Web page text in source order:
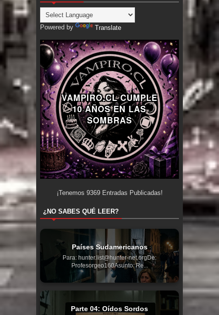
Powered by Translate
VAMPIRO.CL CUMPLE
10 AÑOS EN LAS
SOMBRAS
¡Tenemos 9369Entradas Publicadas!
¿NO SABES QUÉ LEER?
Países Sudamericanos
Para: hunter.list@hunter-net.orgDe:
Profesorgeo160Asunto: Re...
Parte 04: Oídos Sordos